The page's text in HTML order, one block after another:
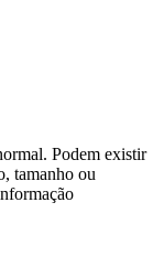
Podem existir
tamanho ou